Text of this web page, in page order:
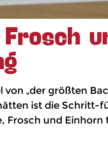
„der größten
ist die Schritt-
Frosch und